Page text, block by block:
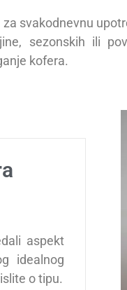
svakodnevnu
sezonskih ili
kofera.
aspekt
idealnog
o tipu.